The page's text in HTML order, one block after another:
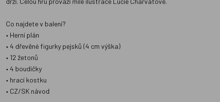
Co najdete v balení?
• Herní plán
• 4 dřevěné figurky pejsků (4 cm výška)
• 12 žetonů
• 4 boudičky
• hrací kostku
• CZ/SK návod